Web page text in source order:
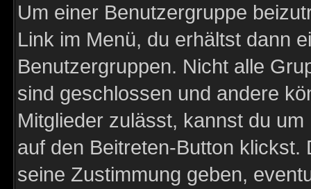
Um einer Benutzergruppe
Link im Menü, du erhältst dann
Benutzergruppen. Nicht alle
sind geschlossen und andere
Mitglieder zulässt, kannst du
auf den Beitreten-Button
seine Zustimmung geben,